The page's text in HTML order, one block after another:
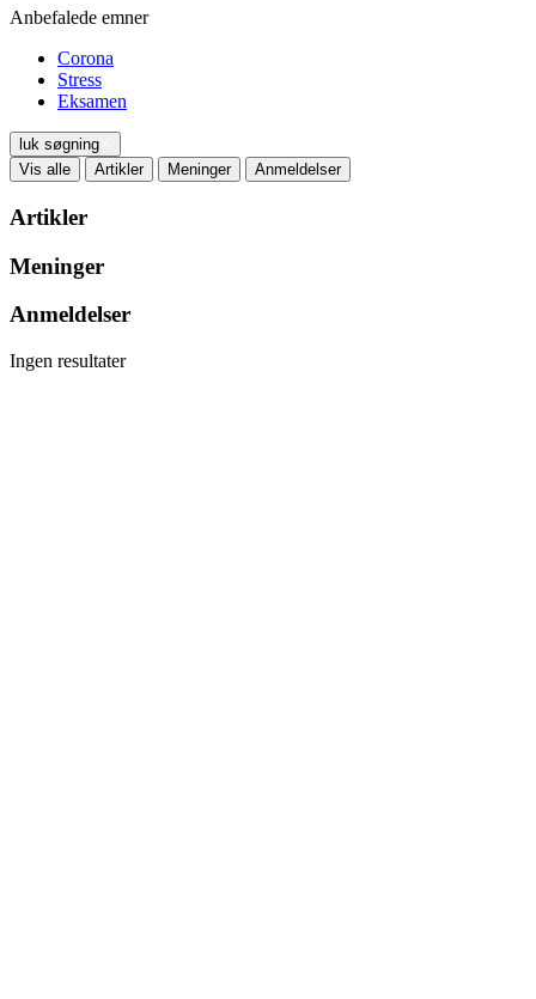
Anbefalede emner
Corona
Stress
Eksamen
luk søgning
Vis alle
Artikler Meninger Anmeldelser
Artikler
Meninger
Anmeldelser
Ingen resultater